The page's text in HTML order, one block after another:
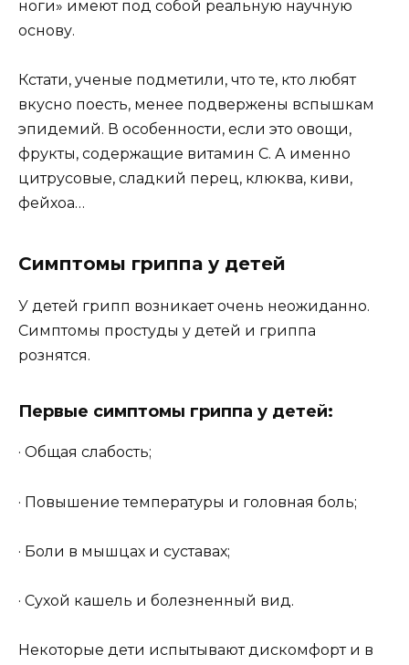
ноги» имеют под собой реальную научную
основу.
Кстати, ученые подметили, что те, кто любят
вкусно поесть, менее подвержены вспышкам
эпидемий. В особенности, если это овощи,
фрукты, содержащие витамин С. А именно
цитрусовые, сладкий перец, клюква, киви,
фейхоа…
Симптомы гриппа у детей
У детей грипп возникает очень неожиданно.
Симптомы простуды у детей и гриппа
рознятся.
Первые симптомы гриппа у детей:
· Общая слабость;
· Повышение температуры и головная боль;
· Боли в мышцах и суставах;
· Сухой кашель и болезненный вид.
Некоторые дети испытывают дискомфорт и в